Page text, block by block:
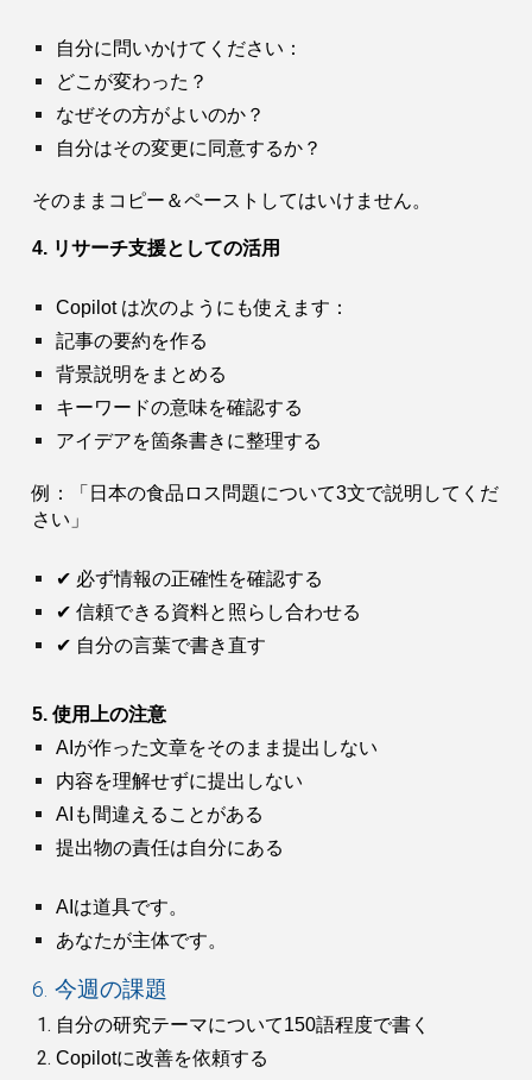
自分に問いかけてください：
どこが変わった？
なぜその方がよいのか？
自分はその変更に同意するか？
そのままコピー＆ペーストしてはいけません。
4. リサーチ支援としての活用
Copilot は次のようにも使えます：
記事の要約を作る
背景説明をまとめる
キーワードの意味を確認する
アイデアを箇条書きに整理する
例：「日本の食品ロス問題について3文で説明してくだ
さい」
✔ 必ず情報の正確性を確認する
✔ 信頼できる資料と照らし合わせる
✔ 自分の言葉で書き直す
5. 使用上の注意
AIが作った文章をそのまま提出しない
内容を理解せずに提出しない
AIも間違えることがある
提出物の責任は自分にある
AIは道具です。
あなたが主体です。
6. 今週の課題
自分の研究テーマについて150語程度で書く
Copilotに改善を依頼する